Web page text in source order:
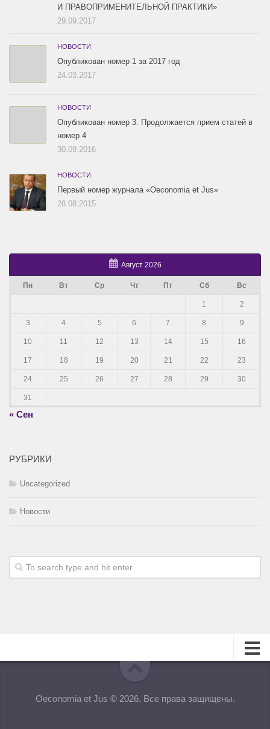
И ПРАВОПРИМЕНИТЕЛЬНОЙ ПРАКТИКИ»
29.09.2017
НОВОСТИ
Опубликован номер 1 за 2017 год
24.03.2017
НОВОСТИ
Опубликован номер 3. Продолжается прием статей в
номер 4
30.09.2016
НОВОСТИ
Первый номер журнала «Oeconomia et Jus»
28.08.2015
Август 2026
Пн Вт Ср Чт Пт Сб Вс
1 2
3 4 5 6 7 8 9
10 11 12 13 14 15 16
17 18 19 20 21 22 23
24 25 26 27 28 29 30
31
« Сен
РУБРИКИ
Uncategorized
Новости
Редакционная коллегия
Oeconomia et Jus © 2026. Все права защищены.